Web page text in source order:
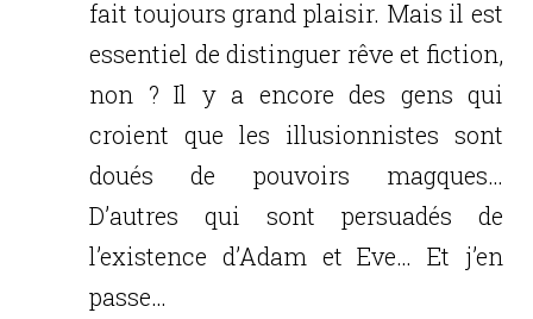
fait toujours grand plaisir. Mais il est
essentiel de distinguer rêve et fiction,
non ? Il y a encore des gens qui
croient que les illusionnistes sont
doués de pouvoirs magques…
D’autres qui sont persuadés de
l’existence d’Adam et Eve… Et j’en
passe…